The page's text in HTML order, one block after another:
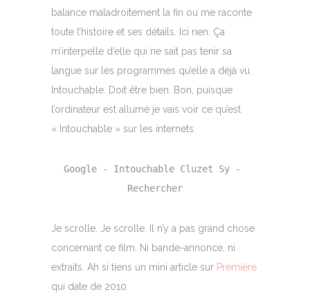
balance maladroitement la fin ou me raconte
toute l’histoire et ses détails. Ici rien. Ça
m’interpelle d’elle qui ne sait pas tenir sa
langue sur les programmes qu’elle a déjà vu.
Intouchable. Doit être bien. Bon, puisque
l’ordinateur est allumé je vais voir ce qu’est
« Intouchable » sur les internets.
Google - Intouchable Cluzet Sy -
Rechercher
Je scrolle. Je scrolle. Il n’y a pas grand chose
concernant ce film. Ni bande-annonce, ni
extraits. Ah si tiens un mini article sur Première
qui date de 2010.